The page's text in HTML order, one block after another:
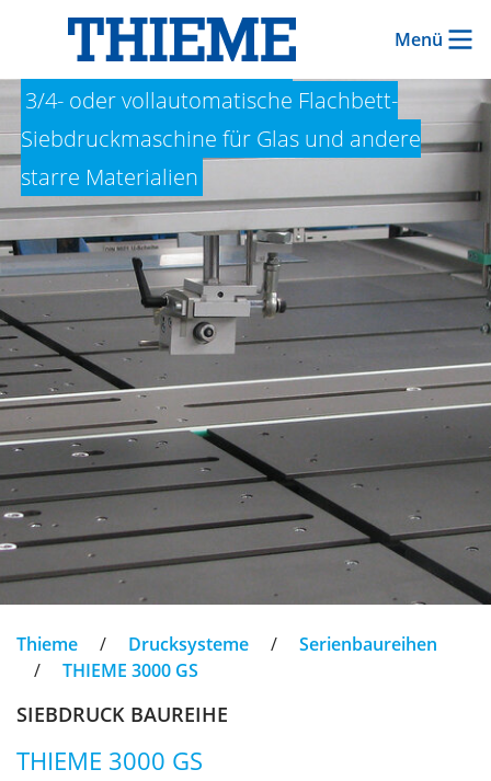
Menü
THIEME 3000 GS
3/4- oder vollautomatische Flachbett-
Siebdruckmaschine für Glas und andere
starre Materialien
Thieme / Drucksysteme /
Serienbaureihen
/
THIEME 3000 GS
SIEBDRUCK BAUREIHE
THIEME 3000 GS